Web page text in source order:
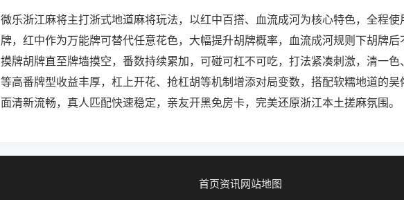
微乐浙江麻将主打浙式地道麻将玩法，以红中百搭、血流成河为核心特色，全程使
牌，红中作为万能牌可替代任意花色，大幅提升胡牌概率，血流成河规则下胡牌后
摸牌胡牌直至牌墙摸空，番数持续累加，可碰可杠不可吃，打法紧凑刺激，清一色
等高番牌型收益丰厚，杠上开花、抢杠胡等机制增添对局变数，搭配软糯地道的吴
面清新流畅，真人匹配快速稳定，亲友开黑免房卡，完美还原浙江本土搓麻氛围。
首页资讯网站地图